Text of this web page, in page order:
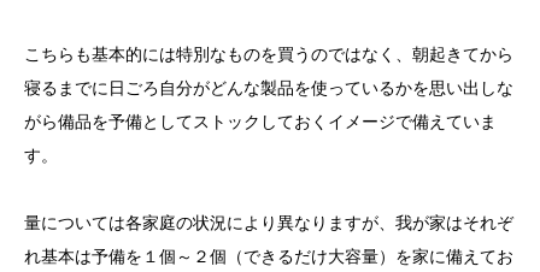
こちらも基本的には特別なものを買うのではなく、朝起きてから
寝るまでに日ごろ自分がどんな製品を使っているかを思い出しな
がら備品を予備としてストックしておくイメージで備えていま
す。
量については各家庭の状況により異なりますが、我が家はそれぞ
れ基本は予備を１個～２個（できるだけ大容量）を家に備えてお